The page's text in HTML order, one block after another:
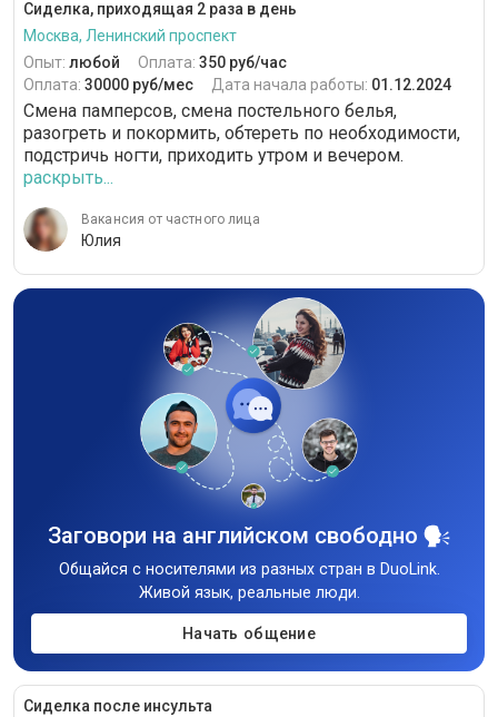
Сиделка, приходящая 2 раза в день
Москва, Ленинский проспект
Опыт: любой Оплата: 350 руб/час
Оплата: 30000 руб/мес Дата начала работы: 01.12.2024
Смена памперсов, смена постельного белья,
разогреть и покормить, обтереть по необходимости,
подстричь ногти, приходить утром и вечером.
раскрыть...
Вакансия от частного лица
Юлия
Заговори на английском свободно
Общайся с носителями из разных стран в DuoLink.
Живой язык, реальные люди.
Начать общение
Сиделка после инсульта